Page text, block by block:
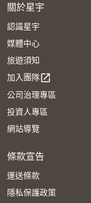
關於星宇
認識星宇
媒體中心
旅遊須知
加入團隊open_in_new
公司治理專區
投資人專區
網站導覽
條款宣告
運送條款
隱私保護政策